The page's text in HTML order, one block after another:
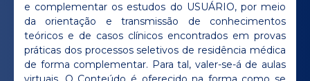
e complementar os estudos do USUÁRIO, por meio
da orientação e transmissão de conhecimentos
teóricos e de casos clínicos encontrados em provas
práticas dos processos seletivos de residência médica
de forma complementar. Para tal, valer-se-á de aulas